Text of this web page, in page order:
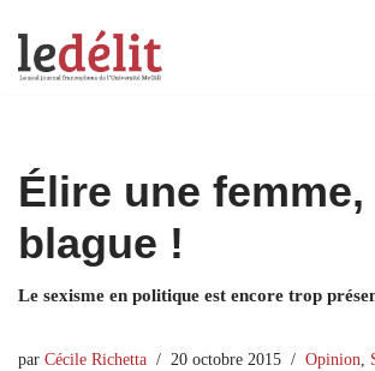
Aller
Élire une
blague !
Le sexisme en politique est encore trop
par Cécile Richetta 20 octobre 2015 Opinion